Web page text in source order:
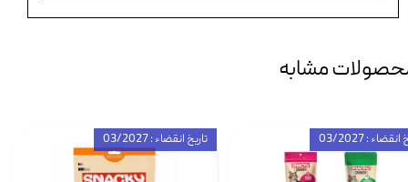
مشابه
تاریخ انقضاء : 03/2027 : 03/2027